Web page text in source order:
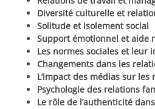
Diversité culturelle et
Solitude et isolement social
Support émotionnel et aide
Les normes sociales et leur
Changements dans les
L’impact des médias sur
Psychologie des relations
Le rôle de l’authenticité